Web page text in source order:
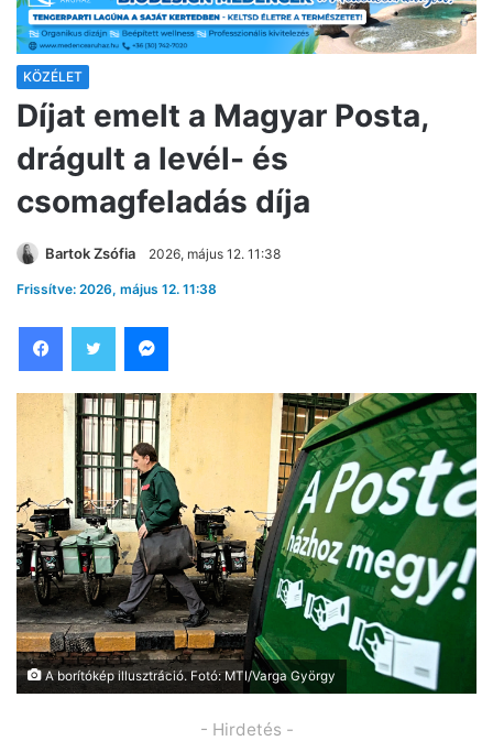
KÖZÉLET
Díjat emelt a Magyar Posta,
drágult a levél- és
csomagfeladás díja
Bartok Zsófia 2026, május 12. 11:38
Frissítve: 2026, május 12. 11:38
A borítókép illusztráció. Fotó: MTI/Varga György
- Hirdetés -